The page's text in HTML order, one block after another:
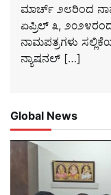
ಮಾರ್ಚ್ ೨೮ರಿಂದ
ಏಪ್ರಿಲ್ ೩,
ನಾಮಪತ್ರಗಳು
ನ್ಯಾಷನಲ್ […]
Global News